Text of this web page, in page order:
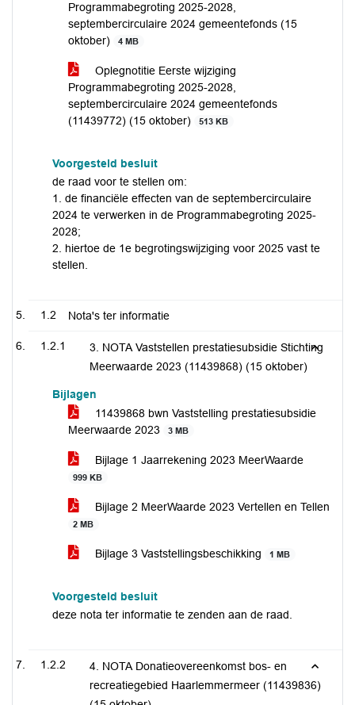
Programmabegroting 2025-2028,
septembercirculaire 2024 gemeentefonds (15
oktober)
4 MB
Oplegnotitie Eerste wijziging
Programmabegroting 2025-2028,
septembercirculaire 2024 gemeentefonds
(11439772) (15 oktober)
513 KB
Voorgesteld besluit
de raad voor te stellen om:
1. de financiële effecten van de septembercirculaire
2024 te verwerken in de Programmabegroting 2025-
2028;
2. hiertoe de 1e begrotingswijziging voor 2025 vast te
stellen.
1.2 Nota's ter informatie
1.2.1
3. NOTA Vaststellen prestatiesubsidie Stichting
Meerwaarde 2023 (11439868) (15 oktober)
Bijlagen
11439868 bwn Vaststelling prestatiesubsidie
Meerwaarde 2023
3 MB
Bijlage 1 Jaarrekening 2023 MeerWaarde
999 KB
Bijlage 2 MeerWaarde 2023 Vertellen en Tellen
2 MB
Bijlage 3 Vaststellingsbeschikking 1 MB
Voorgesteld besluit
deze nota ter informatie te zenden aan de raad.
1.2.2
4. NOTA Donatieovereenkomst bos- en
recreatiegebied Haarlemmermeer (11439836)